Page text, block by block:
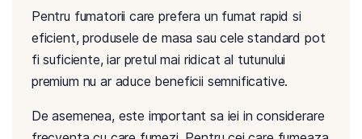
Pentru fumatorii care prefera un fumat rapid si
eficient, produsele de masa sau cele standard pot
fi suficiente, iar pretul mai ridicat al tutunului
premium nu ar aduce beneficii semnificative.
De asemenea, este important sa iei in considerare